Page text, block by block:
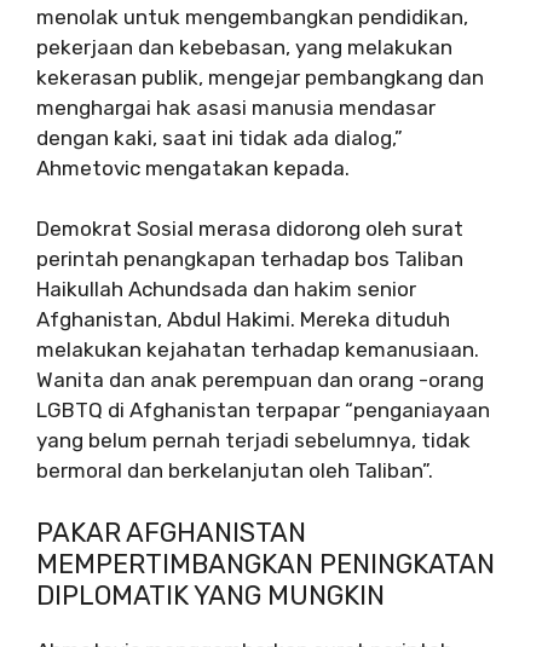
menolak untuk mengembangkan pendidikan,
pekerjaan dan kebebasan, yang melakukan
kekerasan publik, mengejar pembangkang dan
menghargai hak asasi manusia mendasar
dengan kaki, saat ini tidak ada dialog,”
Ahmetovic mengatakan kepada.
Demokrat Sosial merasa didorong oleh surat
perintah penangkapan terhadap bos Taliban
Haikullah Achundsada dan hakim senior
Afghanistan, Abdul Hakimi. Mereka dituduh
melakukan kejahatan terhadap kemanusiaan.
Wanita dan anak perempuan dan orang -orang
LGBTQ di Afghanistan terpapar “penganiayaan
yang belum pernah terjadi sebelumnya, tidak
bermoral dan berkelanjutan oleh Taliban”.
PAKAR AFGHANISTAN
MEMPERTIMBANGKAN PENINGKATAN
DIPLOMATIK YANG MUNGKIN